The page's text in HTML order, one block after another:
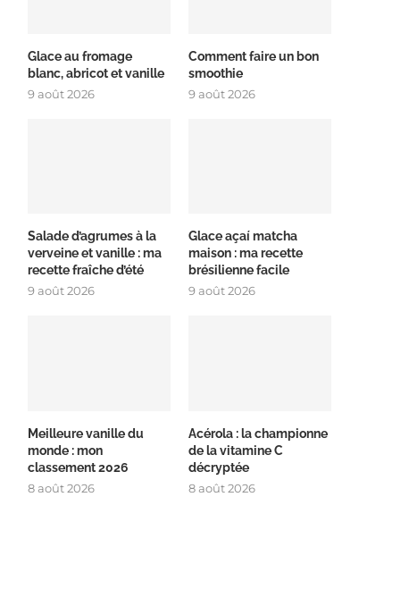
Glace au fromage
blanc, abricot et vanille
9 août 2026
Comment faire un bon
smoothie
9 août 2026
Salade d’agrumes à la
verveine et vanille : ma
recette fraîche d’été
9 août 2026
Glace açaí matcha
maison : ma recette
brésilienne facile
9 août 2026
Meilleure vanille du
monde : mon
classement 2026
8 août 2026
Acérola : la championne
de la vitamine C
décryptée
8 août 2026